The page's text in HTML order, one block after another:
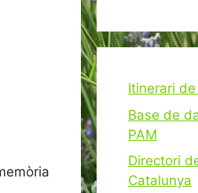
Itinerari
Base de
PAM
Directori
Catalunya